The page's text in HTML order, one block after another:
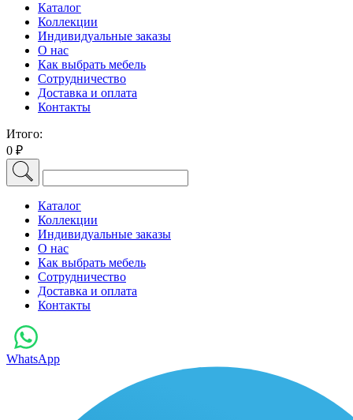
Каталог
Коллекции
Индивидуальные заказы
О нас
Как выбрать мебель
Сотрудничество
Доставка и оплата
Контакты
Итого:
0 ₽
Каталог
Коллекции
Индивидуальные заказы
О нас
Как выбрать мебель
Сотрудничество
Доставка и оплата
Контакты
WhatsApp